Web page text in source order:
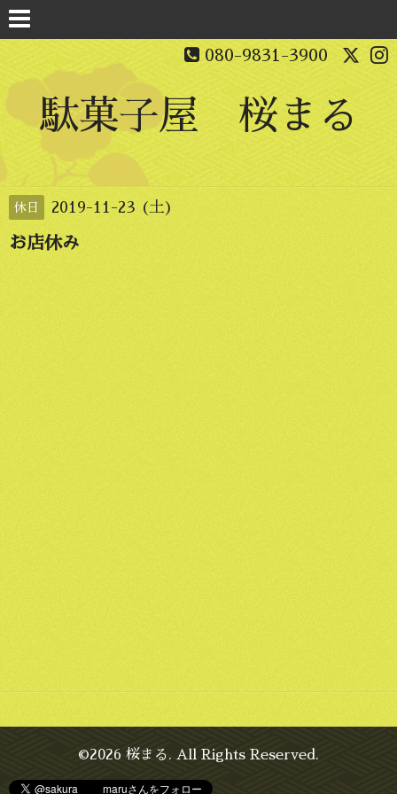
080-9831-3900
駄菓子屋 桜まる
休日 2019-11-23 (土)
お店休み
©2026 桜まる. All Rights Reserved.